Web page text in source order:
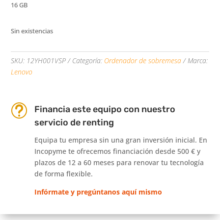
16 GB
Sin existencias
SKU: 12YH001VSP Categoría: Ordenador de sobremesa
Marca:
Lenovo
t
Financia este equipo con nuestro
servicio de renting
Equipa tu empresa sin una gran inversión inicial. En
Incopyme te ofrecemos financiación desde 500 € y
plazos de 12 a 60 meses para renovar tu tecnología
de forma flexible.
Infórmate y pregúntanos aquí mismo